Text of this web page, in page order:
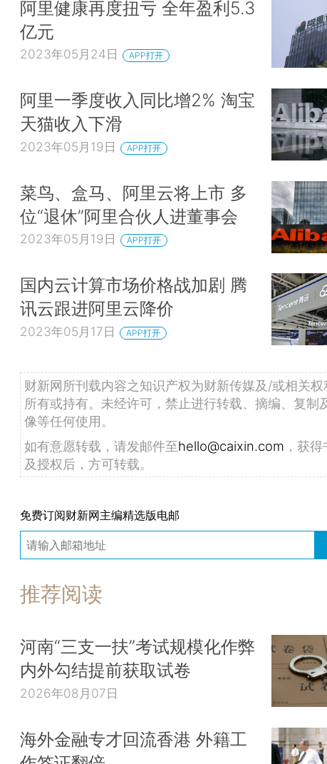
阿里健康再度扭亏 全年盈利5.3
亿元
2023年05月24日 APP打开
阿里一季度收入同比增2% 淘宝
天猫收入下滑
2023年05月19日 APP打开
菜鸟、盒马、阿里云将上市 多
位“退休”阿里合伙人进董事会
2023年05月19日 APP打开
国内云计算市场价格战加剧 腾
讯云跟进阿里云降价
2023年05月17日 APP打开
财新网所刊载内容之知识产权为财新传媒及/或相关权
所有或持有。未经许可，禁止进行转载、摘编、复制
像等任何使用。
如有意愿转载，请发邮件至hello@caixin.com ，获
及授权后，方可转载。
免费订阅财新网主编精选版电邮
推荐阅读
河南“三支一扶”考试规模化作弊
内外勾结提前获取试卷
2026年08月07日
海外金融专才回流香港 外籍工